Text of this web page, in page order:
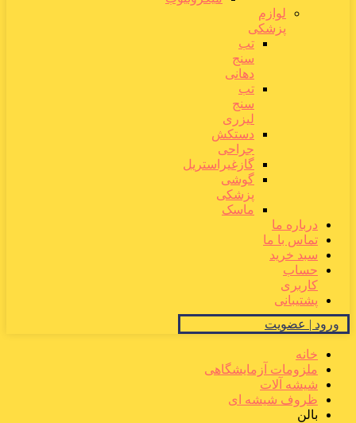
لوازم
پزشکی
تب
سنج
دهانی
تب
سنج
لیزری
دستکش
جراحی
گازغیراستریل
گوشی
پزشکی
ماسک
درباره ما
تماس با ما
سبد خرید
حساب
کاربری
پشتیبانی
ورود | عضویت
خانه
ملزومات آزمایشگاهی
شیشه آلات
ظروف شیشه ای
بالن